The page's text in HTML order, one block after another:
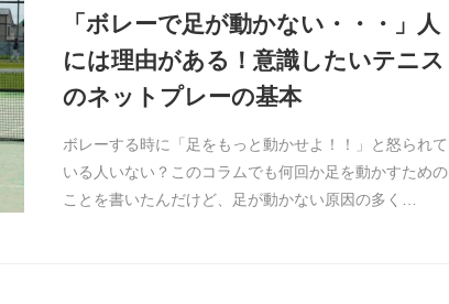
「ボレーで足が動かない・・・」人
には理由がある！意識したいテニス
のネットプレーの基本
ボレーする時に「足をもっと動かせよ！！」と怒られて
いる人いない？このコラムでも何回か足を動かすための
ことを書いたんだけど、足が動かない原因の多く…